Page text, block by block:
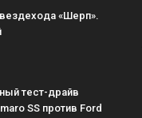
«Шерп».
тест-драйв
SS против Ford